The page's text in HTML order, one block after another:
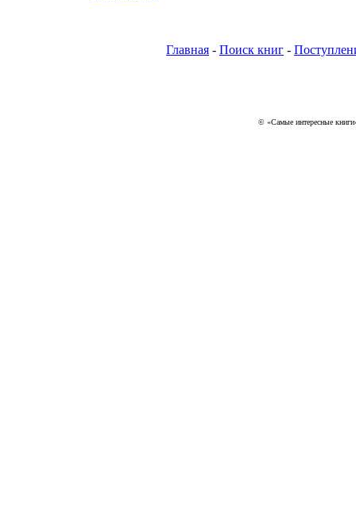
Главная - Поиск книг -
© «Самые интересные